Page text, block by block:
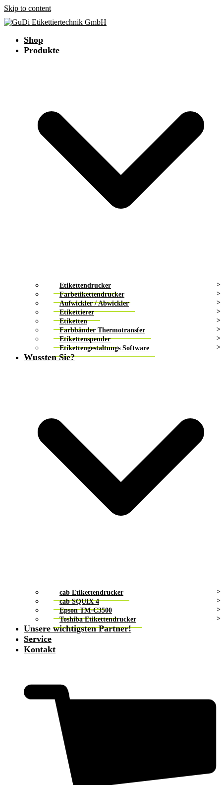
Skip to content
Shop
Produkte
Etikettendrucker
Farbetikettendrucker
Aufwickler / Abwickler
Etikettierer
Etiketten
Farbbänder Thermotransfer
Etikettenspender
Etikettengestaltungs Software
Wussten Sie?
cab Etikettendrucker
cab SQUIX 4
Epson TM-C3500
Toshiba Etikettendrucker
Unsere wichtigsten Partner!
Service
Kontakt